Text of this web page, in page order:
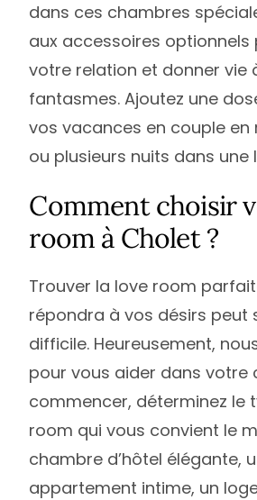
dans ces chambres
aux accessoires optionnels
votre relation et donner vie
fantasmes. Ajoutez une
vos vacances en couple en
ou plusieurs nuits dans une
Comment choisir
room à Cholet ?
Trouver la love room
répondra à vos désirs peut
difficile. Heureusement,
pour vous aider dans votre
commencer, déterminez le
room qui vous convient le
chambre d’hôtel élégante,
appartement intime, un